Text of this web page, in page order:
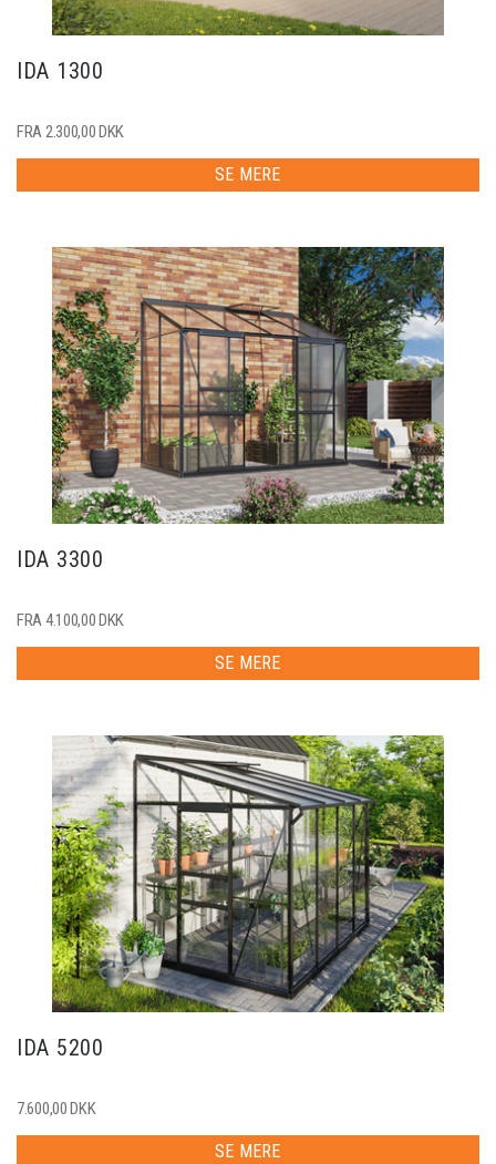
IDA 1300
FRA 2.300,00 DKK
SE MERE
IDA 3300
FRA 4.100,00 DKK
SE MERE
IDA 5200
7.600,00 DKK
SE MERE